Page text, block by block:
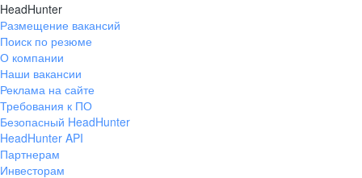
HeadHunter
Размещение вакансий
Поиск по резюме
О компании
Наши вакансии
Реклама на сайте
Требования к ПО
Безопасный HeadHunter
HeadHunter API
Партнерам
Инвесторам